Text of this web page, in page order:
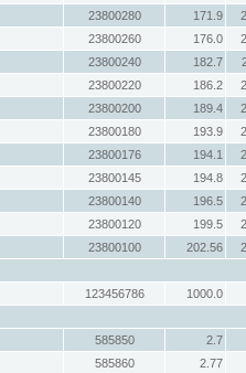
23800280 171.9
23800260 176.0
23800240 182.7
23800220 186.2
23800200 189.4
23800180 193.9
23800176 194.1
23800145 194.8
23800140 196.5
23800120 199.5
23800100 202.56
123456786
1000.0
585850
2.7
585860
2.77